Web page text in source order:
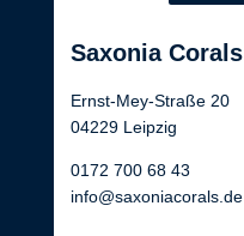
Saxonia Corals
Ernst-Mey-Straße 20
04229 Leipzig
0172 700 68 43
info@saxoniacorals.de